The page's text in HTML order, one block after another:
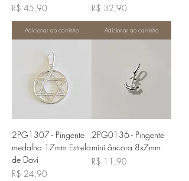
Preço
R$ 45,90
Adicionar ao carrinho
Preço
R$ 32,90
Adicionar ao carrinho
2PG1307 - Pingente
medalha 17mm Estrela
de Davi
Preço
R$ 24,90
2PG0136 - Pingente
mini âncora 8x7mm
Preço
R$ 11,90